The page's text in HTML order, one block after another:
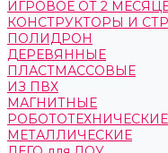
ИГРОВОЕ ОТ 2
КОНСТРУКТОРЫ И
ПОЛИДРОН
ДЕРЕВЯННЫЕ
ПЛАСТМАССОВЫЕ
ИЗ ПВХ
МАГНИТНЫЕ
РОБОТОТЕХНИЧЕСКИЕ
МЕТАЛЛИЧЕСКИЕ